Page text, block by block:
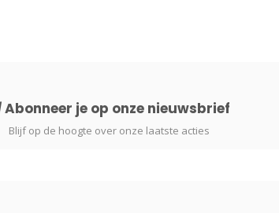
Abonneer je op onze nieuwsbrief
Blijf op de hoogte over onze laatste acties